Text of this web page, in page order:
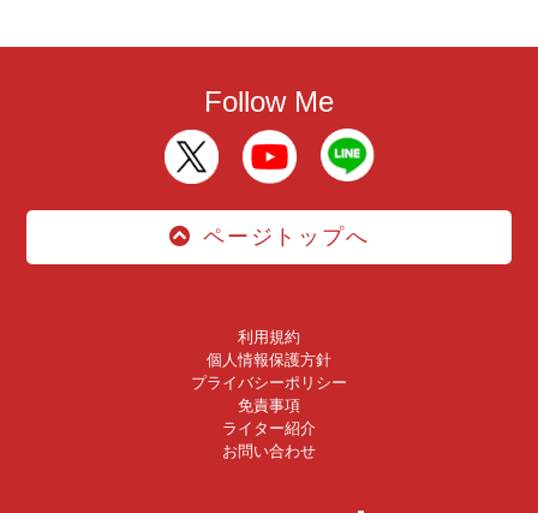
Follow Me
ページトップへ
利用規約
個人情報保護方針
プライバシーポリシー
免責事項
ライター紹介
お問い合わせ